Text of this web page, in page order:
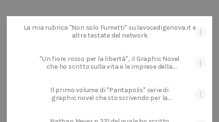
La mia rubrica "Non solo Fumetti" su lavocedigenova.it e
altre testate del network
"Un fiore rosso per la libertà", il Graphic Novel
che ho scritto sulla vita e le imprese della
Il primo volume di "Pantapolis" serie di
graphic novel che sto scrivendo per la